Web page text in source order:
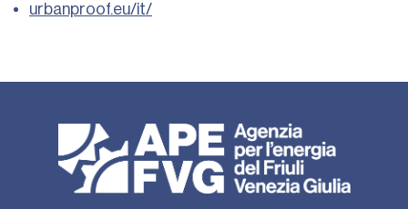
urbanproof.eu/it/